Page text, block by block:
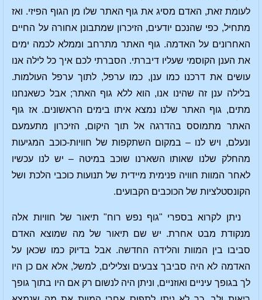
לעומת זאת, האדם מסיג את גוף האתר שלו מן הגוף הפיזי. ואז
מתחיל, כפי שהנכם יודעים, הזיכרון שמתבונן אחורה על החיים
האחרונים על האדמה. גוף האתר מתרחב וממלא לכמה ימים
את הענן הקוסמי שעליו דיברתי. הסברתי לכם איך כל לילה אנו
עושים את דרכנו כמו ענן, כמו ערפל, לתוך ערפל העולמות.
בלילה ענן זה שהינו אנו, הוא ללא גוף האתר; אבל כשאנחנו
מתים, גוף האתר שלנו נמצא איתו בימים הראשונים. אז גוף
האתר מתמוסס בהדרגה אל תוך היקום, הזיכרון מתעמעם
ונעלם, ויש לנו – במקום השתקפות של חוויות-כוכב המגיעות
מהחלק שלנו שאותו השארנו שוכב במיטה – יש לנו עכשיו
לאחר המוות חוויה פנימית מיידית של תנועות כוכבי הלכת ושל
הקונסטלציות של הכוכבים הקבועים.
ניתן לקרוא בספרי "גוף נפש רוח" תיאור של חוויות אלה
מנקודת מבט אחרת. יש שם תיאור של מה שמוצא האדם
סביבו בין המוות והלידה החדשה. אבל בדיוק כמו שכאן על
האדמה לא היה סביבך צבעים וצלילים, למשל, אלא אם כן היו
לך בגופך עיניים ואוזניים, וניתן היה לנשום רק אם היו בתוך גופך